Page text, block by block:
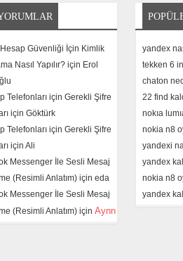
Güvenliği İçin Kimlik
Nasıl Yapılır? için Erol
Telefonları için Gerekli Şifre
için Göktürk
Telefonları için Gerekli Şifre
için Ali
Messenger İle Sesli Mesaj
(Resimli Anlatım) için eda
Messenger İle Sesli Mesaj
(Resimli Anlatım) için Aynn
yandex
tekken 6
chaton
22 find
nokıa
nokia n8
yandexi
yandex
nokia n8
yandex